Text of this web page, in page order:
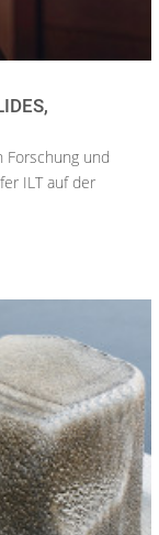
Forschung und
ILT auf der